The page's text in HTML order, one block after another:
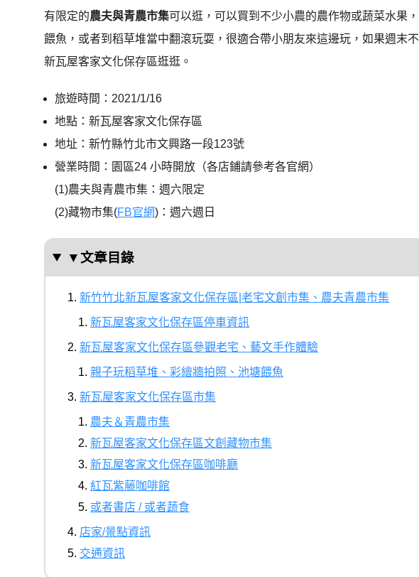
有限定的農夫與青農市集可以逛，可以買到不少小農的農作物或蔬菜水果
餵魚，或者到稻草堆當中翻滾玩耍，很適合帶小朋友來這邊玩，如果週末
新瓦屋客家文化保存區逛逛。
旅遊時間：2021/1/16
地點：新瓦屋客家文化保存區
地址：新竹縣竹北市文興路一段123號
營業時間：園區24 小時開放（各店鋪請參考各官網）
(1)農夫與青農市集：週六限定
(2)藏物市集(FB官網)：週六週日
▼文章目錄
新竹竹北新瓦屋客家文化保存區|老宅文創市集、農夫青農市集
新瓦屋客家文化保存區停車資訊
新瓦屋客家文化保存區參觀老宅、藝文手作體驗
親子玩稻草堆、彩繪牆拍照、池塘餵魚
新瓦屋客家文化保存區市集
農夫＆青農市集
新瓦屋客家文化保存區文創藏物市集
新瓦屋客家文化保存區咖啡廳
紅瓦紫藤咖啡館
或者書店 / 或者蔬食
店家/景點資訊
交通資訊